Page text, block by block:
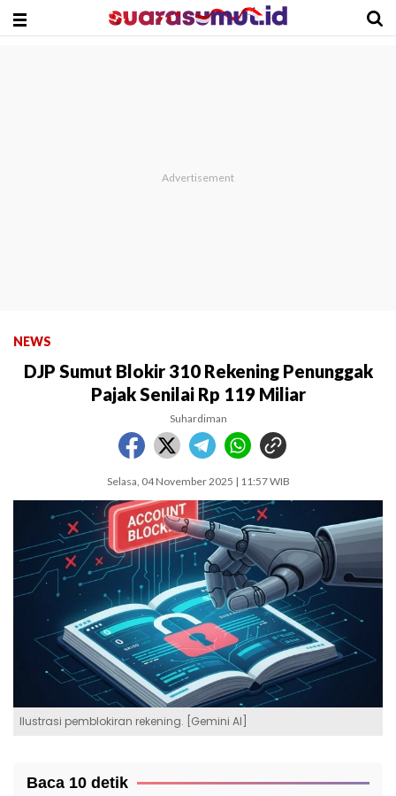
NEWS
DJP Sumut Blokir 310 Rekening Penunggak
Pajak Senilai Rp 119 Miliar
Suhardiman
Selasa, 04 November 2025 | 11:57 WIB
Ilustrasi pemblokiran rekening. [Gemini AI]
Baca 10 detik